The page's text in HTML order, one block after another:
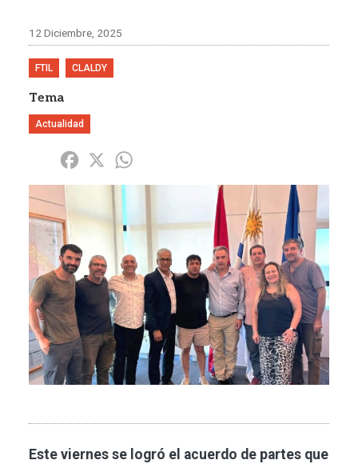
12 Diciembre, 2025
FTIL CLALDY
Tema
Actualidad
Share Facebook
X
Imagen
Este viernes se logró el acuerdo de partes que